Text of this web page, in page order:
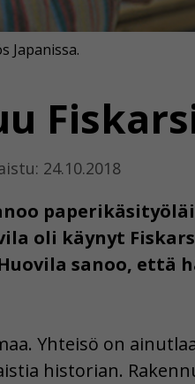
24.10.2018
oli käynyt
sanoo, että
Japanissa.
Yhteisö on
historian.